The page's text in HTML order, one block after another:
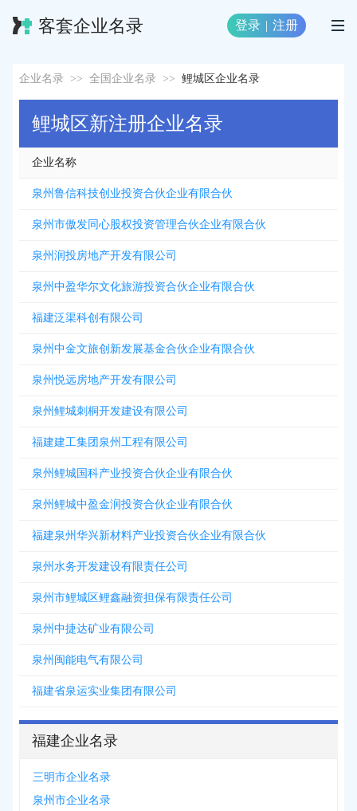
客套企业名录 登录 | 注册
企业名录 >> 全国企业名录 >> 鲤城区企业名录
鲤城区新注册企业名录
企业名称
泉州鲁信科技创业投资合伙企业有限合伙
泉州市傲发同心股权投资管理合伙企业有限合伙
泉州润投房地产开发有限公司
泉州中盈华尔文化旅游投资合伙企业有限合伙
福建泛渠科创有限公司
泉州中金文旅创新发展基金合伙企业有限合伙
泉州悦远房地产开发有限公司
泉州鲤城刺桐开发建设有限公司
福建建工集团泉州工程有限公司
泉州鲤城国科产业投资合伙企业有限合伙
泉州鲤城中盈金润投资合伙企业有限合伙
福建泉州华兴新材料产业投资合伙企业有限合伙
泉州水务开发建设有限责任公司
泉州市鲤城区鲤鑫融资担保有限责任公司
泉州中捷达矿业有限公司
泉州闽能电气有限公司
福建省泉运实业集团有限公司
福建企业名录
三明市企业名录
泉州市企业名录